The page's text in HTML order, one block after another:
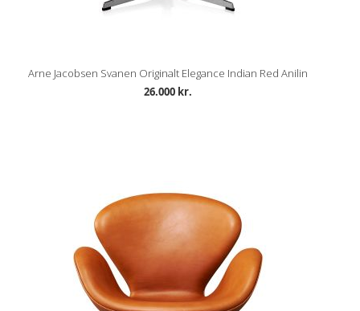
Arne Jacobsen Svanen Originalt Elegance Indian Red Anilin
26.000 kr.